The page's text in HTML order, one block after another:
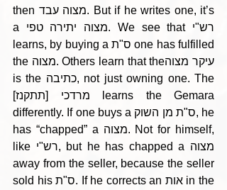
then מצוה עבד. But if he writes one, it’s
a מצוה יתירה טפי. We see that רש"י
learns, by buying a ס"ת one has fulfilled
the מצוה. Others learn that theעיקר מצוה
is the כתיבה, not just owning one. The
[תתקנז] מרדכי learns the Gemara
differently. If one buys a ס"ת מן השוק, he
has “chapped” a מצוה. Not for himself,
like רש"י, but he has chapped a מצוה
away from the seller, because the seller
sold his ס"ת. If he corrects an אות in the